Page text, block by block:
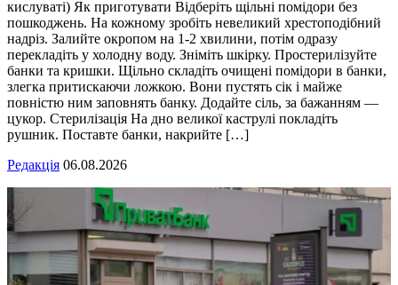
кислуваті) Як приготувати Відберіть щільні помідори без
пошкоджень. На кожному зробіть невеликий хрестоподібний
надріз. Залийте окропом на 1-2 хвилини, потім одразу
перекладіть у холодну воду. Зніміть шкірку. Простерилізуйте
банки та кришки. Щільно складіть очищені помідори в банки,
злегка притискаючи ложкою. Вони пустять сік і майже
повністю ним заповнять банку. Додайте сіль, за бажанням —
цукор. Стерилізація На дно великої каструлі покладіть
рушник. Поставте банки, накрийте […]
Редакція 06.08.2026